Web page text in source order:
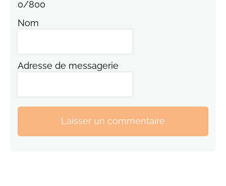
0/800
Nom
Adresse de messagerie
Laisser un commentaire